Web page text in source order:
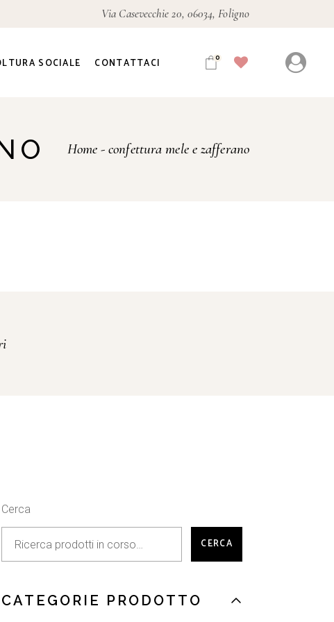
Via Casevecchie 20, 06034, Foligno
SOCIALE CONTATTACI 0
Home confettura mele e zafferano
Cerca
CERCA
CATEGORIE PRODOTTO